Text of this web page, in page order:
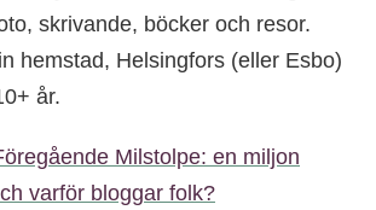
skrivande, böcker och resor.
hemstad, Helsingfors (eller Esbo)
år.
Milstolpe: en miljon
varför bloggar folk?